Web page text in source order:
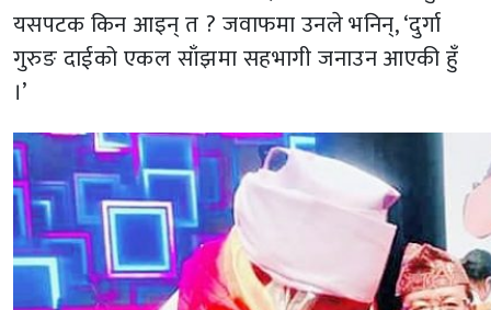
यसपटक किन आइन् त ? जवाफमा उनले भनिन्, ‘दुर्गा
गुरुङ दाईको एकल साँझमा सहभागी जनाउन आएकी हुँ
।’